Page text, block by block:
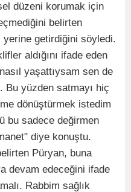
düzeni korumak için
belirten
yerine getirdiğini söyledi.
aldığını ifade eden
yaşattıysam sen de
Bu yüzden satmayı hiç
dönüştürmek istedim
bu sadece değirmen
diye konuştu.
Püryan, buna
devam edeceğini ifade
Rabbim sağlık